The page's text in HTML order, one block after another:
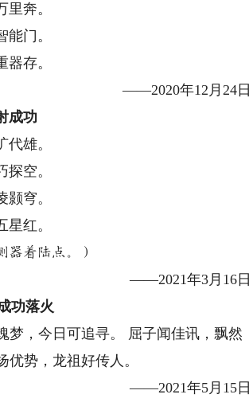
奔。
门。
存。
——2020年12月24日
成功
雄。
空。
穹。
红。
器着陆点。）
——2021年3月16日
功落火
，今日可追寻。 屈子闻佳讯，飘然
势，龙祖好传人。
——2021年5月15日